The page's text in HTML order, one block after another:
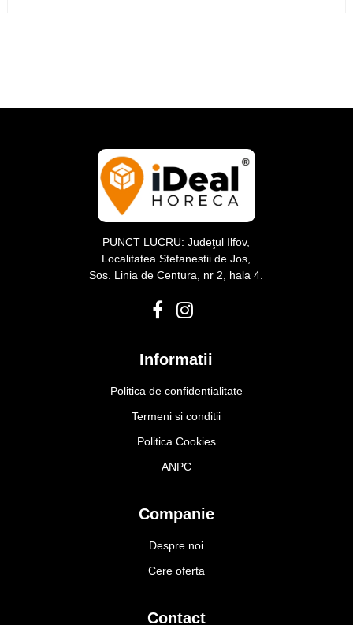
PUNCT LUCRU: Judeţul Ilfov,
Localitatea Stefanestii de Jos,
Sos. Linia de Centura, nr 2, hala 4.
Informatii
Politica de confidentialitate
Termeni si conditii
Politica Cookies
ANPC
Companie
Despre noi
Cere oferta
Contact